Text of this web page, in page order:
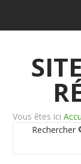
Vous êtes ici
Rechercher